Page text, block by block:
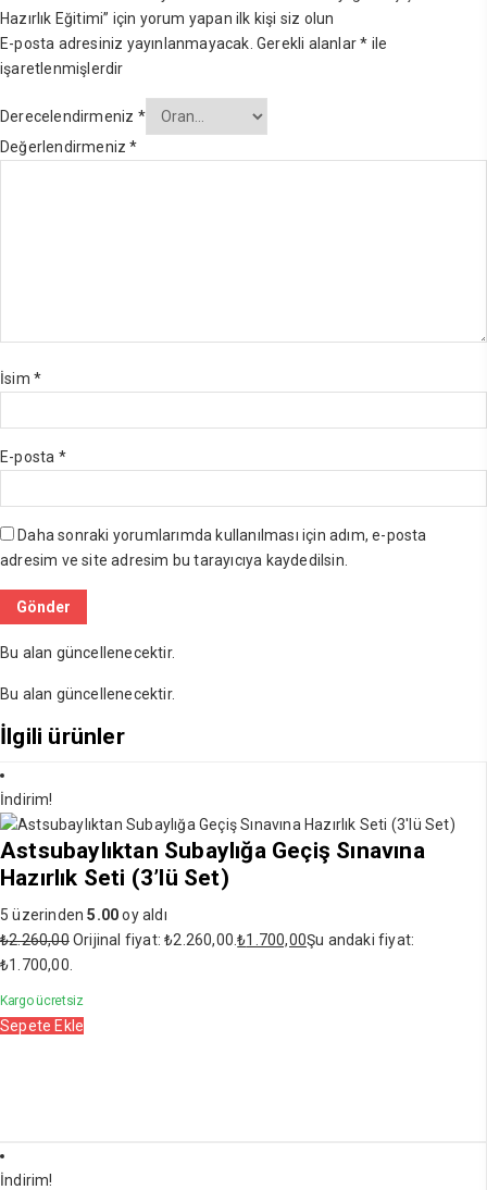
Hazırlık Eğitimi” için yorum yapan ilk kişi siz olun
E-posta adresiniz yayınlanmayacak. Gerekli alanlar* ile
işaretlenmişlerdir
Derecelendirmeniz *
Değerlendirmeniz*
İsim *
E-posta *
Daha sonraki yorumlarımda kullanılması için adım, e-posta
adresim ve site adresim bu tarayıcıya kaydedilsin.
Bu alan güncellenecektir.
Bu alan güncellenecektir.
İlgili ürünler
İndirim!
Astsubaylıktan Subaylığa Geçiş Sınavına
Hazırlık Seti (3’lü Set)
5 üzerinden5.00oy aldı
₺2.260,00 Orijinal fiyat: ₺2.260,00.₺1.700,00Şu andaki fiyat:
₺1.700,00.
Kargo ücretsiz
Sepete Ekle
İndirim!